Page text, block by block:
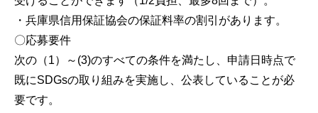
・兵庫県信用保証協会の保証料率の割引があります。
〇応募要件
次の（1）～(3)のすべての条件を満たし、申請日時点で
既にSDGsの取り組みを実施し、公表していることが必
要です。